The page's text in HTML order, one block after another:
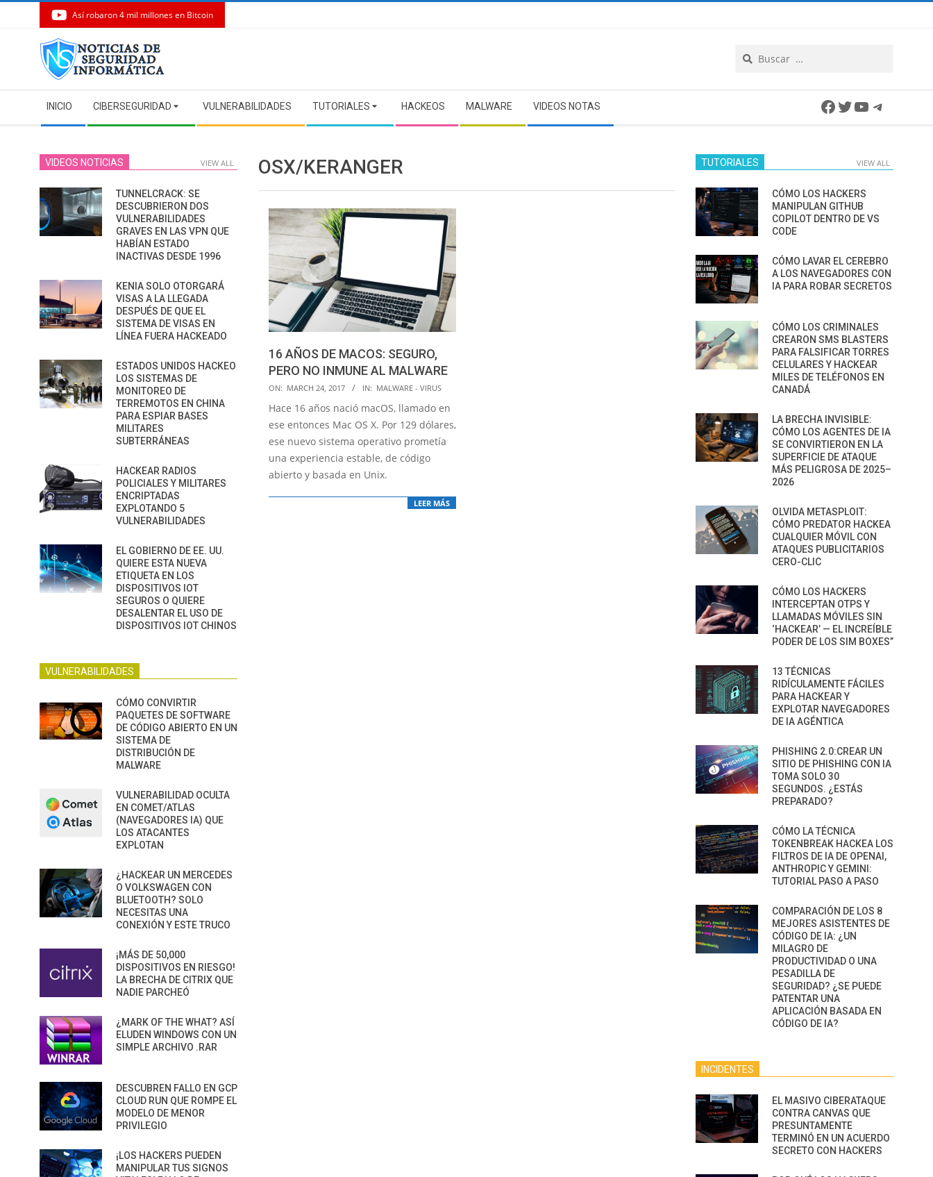
Así robaron 4 mil millones en Bitcoin
Navigation
Menu
INICIO CIBERSEGURIDAD VULNERABILIDADES TUTORIALES HACKEOS MALWARE VIDEOS NOTAS Facebook
Twitter
YouTube
OSX/KERANGER
16 AÑOS DE MACOS: SEGURO,
PERO NO INMUNE AL MALWARE
2017-
03-
ON: MARCH 24, 2017 IN: MALWARE - VIRUS
Hace 16 años nació macOS, llamado en
ese entonces Mac OS X. Por 129 dólares,
ese nuevo sistema operativo prometía
una experiencia estable, de código
abierto y basada en Unix.
LEER MÁS
VIDEOS NOTICIAS VIEW ALL
TUNNELCRACK: SE
DESCUBRIERON DOS
VULNERABILIDADES
GRAVES EN LAS VPN QUE
HABÍAN ESTADO
INACTIVAS DESDE 1996
KENIA SOLO OTORGARÁ
VISAS A LA LLEGADA
DESPUÉS DE QUE EL
SISTEMA DE VISAS EN
LÍNEA FUERA HACKEADO
ESTADOS UNIDOS HACKEO
LOS SISTEMAS DE
MONITOREO DE
TERREMOTOS EN CHINA
PARA ESPIAR BASES
MILITARES
SUBTERRÁNEAS
HACKEAR RADIOS
POLICIALES Y MILITARES
ENCRIPTADAS
EXPLOTANDO 5
VULNERABILIDADES
EL GOBIERNO DE EE. UU.
QUIERE ESTA NUEVA
ETIQUETA EN LOS
DISPOSITIVOS IOT
SEGUROS O QUIERE
DESALENTAR EL USO DE
DISPOSITIVOS IOT CHINOS
VULNERABILIDADES
CÓMO CONVIRTIR
PAQUETES DE SOFTWARE
DE CÓDIGO ABIERTO EN UN
SISTEMA DE
DISTRIBUCIÓN DE
MALWARE
VULNERABILIDAD OCULTA
EN COMET/ATLAS
(NAVEGADORES IA) QUE
LOS ATACANTES
EXPLOTAN
¿HACKEAR UN MERCEDES
O VOLKSWAGEN CON
BLUETOOTH? SOLO
NECESITAS UNA
CONEXIÓN Y ESTE TRUCO
¡MÁS DE 50,000
DISPOSITIVOS EN RIESGO!
LA BRECHA DE CITRIX QUE
NADIE PARCHEÓ
¿MARK OF THE WHAT? ASÍ
ELUDEN WINDOWS CON UN
SIMPLE ARCHIVO .RAR
DESCUBREN FALLO EN GCP
CLOUD RUN QUE ROMPE EL
MODELO DE MENOR
PRIVILEGIO
¡LOS HACKERS PUEDEN
MANIPULAR TUS SIGNOS
TUTORIALES VIEW ALL
CÓMO LOS HACKERS
MANIPULAN GITHUB
COPILOT DENTRO DE VS
CODE
CÓMO LAVAR EL CEREBRO
A LOS NAVEGADORES CON
IA PARA ROBAR SECRETOS
CÓMO LOS CRIMINALES
CREARON SMS BLASTERS
PARA FALSIFICAR TORRES
CELULARES Y HACKEAR
MILES DE TELÉFONOS EN
CANADÁ
LA BRECHA INVISIBLE:
CÓMO LOS AGENTES DE IA
SE CONVIRTIERON EN LA
SUPERFICIE DE ATAQUE
MÁS PELIGROSA DE 2025–
2026
OLVIDA METASPLOIT:
CÓMO PREDATOR HACKEA
CUALQUIER MÓVIL CON
ATAQUES PUBLICITARIOS
CERO-CLIC
CÓMO LOS HACKERS
INTERCEPTAN OTPS Y
LLAMADAS MÓVILES SIN
‘HACKEAR’ — EL INCREÍBLE
PODER DE LOS SIM BOXES”
13 TÉCNICAS
RIDÍCULAMENTE FÁCILES
PARA HACKEAR Y
EXPLOTAR NAVEGADORES
DE IA AGÉNTICA
PHISHING 2.0:CREAR UN
SITIO DE PHISHING CON IA
TOMA SOLO 30
SEGUNDOS. ¿ESTÁS
PREPARADO?
CÓMO LA TÉCNICA
TOKENBREAK HACKEA LOS
FILTROS DE IA DE OPENAI,
ANTHROPIC Y GEMINI:
TUTORIAL PASO A PASO
COMPARACIÓN DE LOS 8
MEJORES ASISTENTES DE
CÓDIGO DE IA: ¿UN
MILAGRO DE
PRODUCTIVIDAD O UNA
PESADILLA DE
SEGURIDAD? ¿SE PUEDE
PATENTAR UNA
APLICACIÓN BASADA EN
CÓDIGO DE IA?
INCIDENTES
EL MASIVO CIBERATAQUE
CONTRA CANVAS QUE
PRESUNTAMENTE
TERMINÓ EN UN ACUERDO
SECRETO CON HACKERS